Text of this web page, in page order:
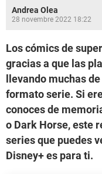
Andrea Olea
28 novembre 2022 18:22
Los cómics de
gracias a que las
llevando muchas
formato serie. Si
conoces de
o Dark Horse, este
series que puedes
Disney+ es para ti.